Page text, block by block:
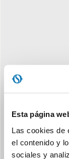
Esta página
Las cookies de
el contenido y
sociales y
Contacto para
máquina. Se
por el